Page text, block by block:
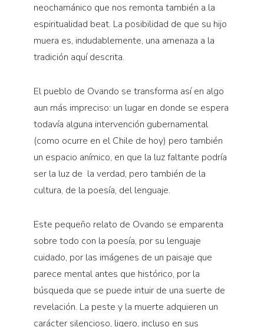
neochamánico que nos remonta también a la
espiritualidad beat. La posibilidad de que su hijo
muera es, indudablemente, una amenaza a la
tradición aquí descrita.
El pueblo de Ovando se transforma así en algo
aun más impreciso: un lugar en donde se espera
todavía alguna intervención gubernamental
(como ocurre en el Chile de hoy) pero también
un espacio anímico, en que la luz faltante podría
ser la luz de la verdad, pero también de la
cultura, de la poesía, del lenguaje.
Este pequeño relato de Ovando se emparenta
sobre todo con la poesía, por su lenguaje
cuidado, por las imágenes de un paisaje que
parece mental antes que histórico, por la
búsqueda que se puede intuir de una suerte de
revelación. La peste y la muerte adquieren un
carácter silencioso, ligero, incluso en sus